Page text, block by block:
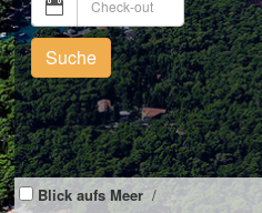
Suche
Blick aufs Meer /